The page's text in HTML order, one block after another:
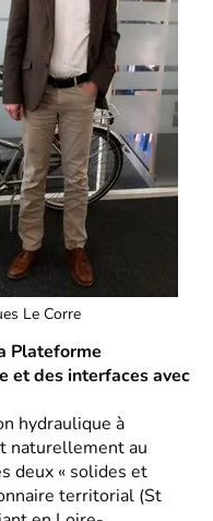
Le Corre
Plateforme
et des interfaces avec
hydraulique à
naturellement au
deux « solides et
territorial (St